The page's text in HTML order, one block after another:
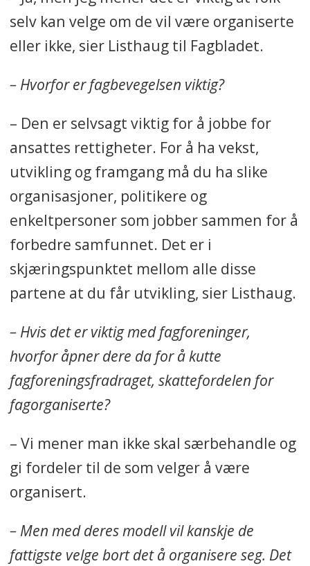
selv kan velge om de vil være organiserte
eller ikke, sier Listhaug til Fagbladet.
– Hvorfor er fagbevegelsen viktig?
– Den er selvsagt viktig for å jobbe for
ansattes rettigheter. For å ha vekst,
utvikling og framgang må du ha slike
organisasjoner, politikere og
enkeltpersoner som jobber sammen for å
forbedre samfunnet. Det er i
skjæringspunktet mellom alle disse
partene at du får utvikling, sier Listhaug.
– Hvis det er viktig med fagforeninger,
hvorfor åpner dere da for å kutte
fagforeningsfradraget, skattefordelen for
fagorganiserte?
– Vi mener man ikke skal særbehandle og
gi fordeler til de som velger å være
organisert.
– Men med deres modell vil kanskje de
fattigste velge bort det å organisere seg. Det